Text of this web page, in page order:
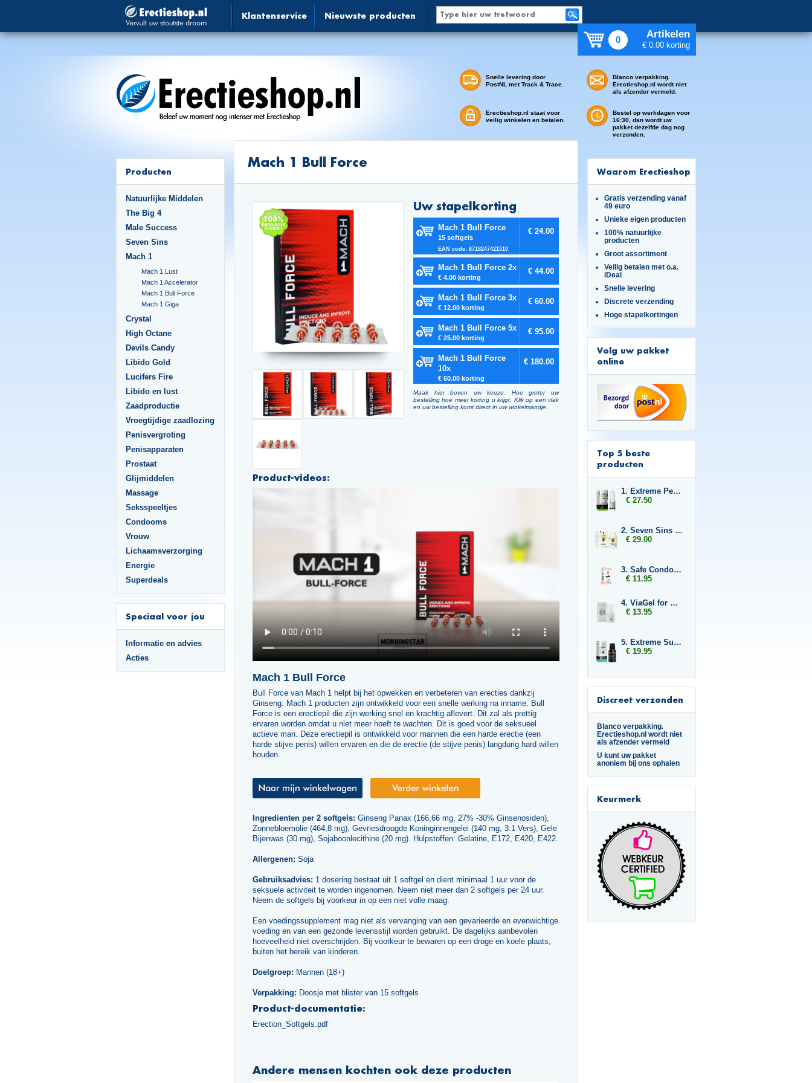
Klantenservice Nieuwste producten
0 Artikelen
€ 0.00 korting
Snelle levering door
PostNL met Track & Trace.
Erectieshop.nl staat voor
veilig winkelen en betalen.
Blanco verpakking.
Erectieshop.nl wordt niet
als afzender vermeld.
Bestel op werkdagen voor
16:30, dan wordt uw
pakket dezelfde dag nog
verzonden.
Producten
Natuurlijke Middelen
The Big 4
Male Success
Seven Sins
Mach 1
Mach 1 Lust
Mach 1 Accelerator
Mach 1 Bull Force
Mach 1 Giga
Crystal
High Octane
Devils Candy
Libido Gold
Lucifers Fire
Libido en lust
Zaadproductie
Vroegtijdige zaadlozing
Penisvergroting
Penisapparaten
Prostaat
Glijmiddelen
Massage
Seksspeeltjes
Condooms
Vrouw
Lichaamsverzorging
Energie
Superdeals
Speciaal voor jou
Informatie en advies
Acties
Mach 1 Bull Force
Uw stapelkorting
Mach 1 Bull Force
15 softgels
EAN code: 8718247421510
€ 24.00
Mach 1 Bull Force 2x
€ 4.00 korting
€ 44.00
Mach 1 Bull Force 3x
€ 12.00 korting
€ 60.00
Mach 1 Bull Force 5x
€ 25.00 korting
€ 95.00
Mach 1 Bull Force
10x
€ 60.00 korting
€ 180.00
Maak hier boven uw keuze. Hoe groter uw
bestelling hoe meer korting u krijgt. Klik op een vlak
en uw bestelling komt direct in uw winkelmandje.
Product-videos:
Mach 1 Bull Force
Bull Force van Mach 1 helpt bij het opwekken en verbeteren van erecties dankzij
Ginseng. Mach 1 producten zijn ontwikkeld voor een snelle werking na inname. Bull
Force is een erectiepil die zijn werking snel en krachtig aflevert. Dit zal als prettig
ervaren worden omdat u niet meer hoeft te wachten. Dit is goed voor de seksueel
actieve man. Deze erectiepil is ontwikkeld voor mannen die een harde erectie (een
harde stijve penis) willen ervaren en die de erectie (de stijve penis) langdurig hard willen
houden.
Ingredienten per 2 softgels: Ginseng Panax (166,66 mg, 27% -30% Ginsenosiden),
Zonnebloemolie (464,8 mg), Gevriesdroogde Koninginnengelei (140 mg, 3:1 Vers), Gele
Bijenwas (30 mg), Sojaboonlecithine (20 mg). Hulpstoffen: Gelatine, E172, E420, E422.
Allergenen: Soja
Gebruiksadvies: 1 dosering bestaat uit 1 softgel en dient minimaal 1 uur voor de
seksuele activiteit te worden ingenomen. Neem niet meer dan 2 softgels per 24 uur.
Neem de softgels bij voorkeur in op een niet volle maag.
Een voedingssupplement mag niet als vervanging van een gevarieerde en evenwichtige
voeding en van een gezonde levensstijl worden gebruikt. De dagelijks aanbevolen
hoeveelheid niet overschrijden. Bij voorkeur te bewaren op een droge en koele plaats,
buiten het bereik van kinderen.
Doelgroep: Mannen (18+)
Verpakking: Doosje met blister van 15 softgels
Product-documentatie:
Erection_Softgels.pdf
Andere mensen kochten ook deze producten
Waarom Erectieshop
Gratis verzending vanaf
49 euro
Unieke eigen producten
100% natuurlijke
producten
Groot assortiment
Veilig betalen met o.a.
iDeal
Snelle levering
Discrete verzending
Hoge stapelkortingen
Volg uw pakket
online
Top 5 beste
producten
1. Extreme Penis Power Cream
€ 27.50
2. Seven Sins Grown
€ 29.00
3. Safe Condoms Ultra Thin
€ 11.95
4. ViaGel for Men
€ 13.95
5. Extreme Super Fly
€ 19.95
Discreet verzonden
Blanco verpakking.
Erectieshop.nl wordt niet
als afzender vermeld
U kunt uw pakket
anoniem bij ons ophalen
Keurmerk